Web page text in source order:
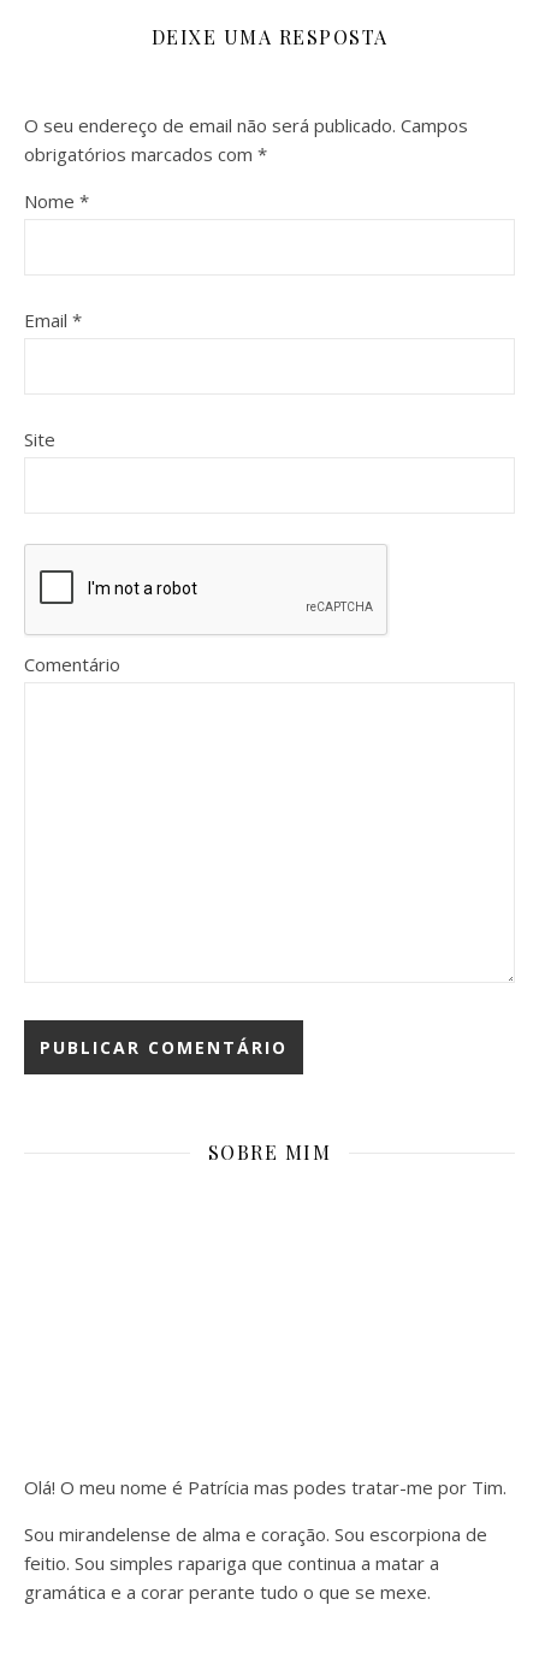
DEIXE UMA RESPOSTA
O seu endereço de email não será publicado. Campos
obrigatórios marcados com *
Nome *
Email *
Site
Comentário
SOBRE MIM
Olá! O meu nome é Patrícia mas podes tratar-me por Tim.
Sou mirandelense de alma e coração. Sou escorpiona de
feitio. Sou simples rapariga que continua a matar a
gramática e a corar perante tudo o que se mexe.